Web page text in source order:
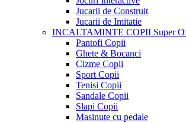
Jucarii de Construit
Jucarii de Imitatie
INCALTAMINTE COPII Super
Pantofi Copii
Ghete & Bocanci
Cizme Copii
Sport Copii
Tenisi Copii
Sandale Copii
Slapi Copii
Masinute cu pedale